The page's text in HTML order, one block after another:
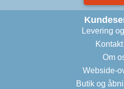
Levering
Om
Webside-
Butik og